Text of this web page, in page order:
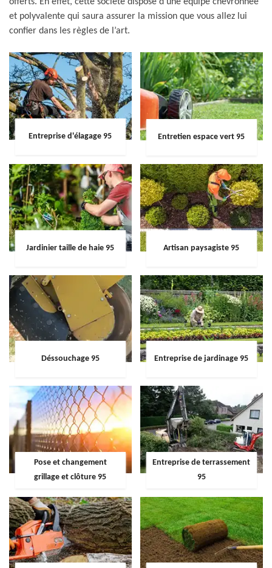
et polyvalente qui saura assurer la mission que vous allez lui
confier dans les règles de l’art.
Entreprise d'élagage 95 Entretien espace vert 95
Jardinier taille de haie 95 Artisan paysagiste 95
Déssouchage 95 Entreprise de jardinage 95
Pose et changement
grillage et clôture 95
Entreprise de terrassement
95